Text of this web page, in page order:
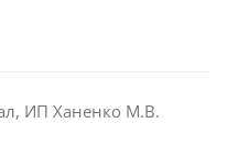
ИП Ханенко М.В.